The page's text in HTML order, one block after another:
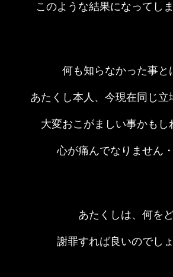
このような結果になってし
何も知らなかった事と
あたくし本人、今現在同じ立
大変おこがましい事かもし
心が痛んでなりません
あたくしは、何を
謝罪すれば良いのでし